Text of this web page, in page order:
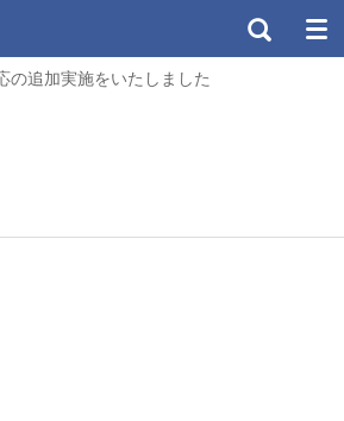
の追加実施をいたしました